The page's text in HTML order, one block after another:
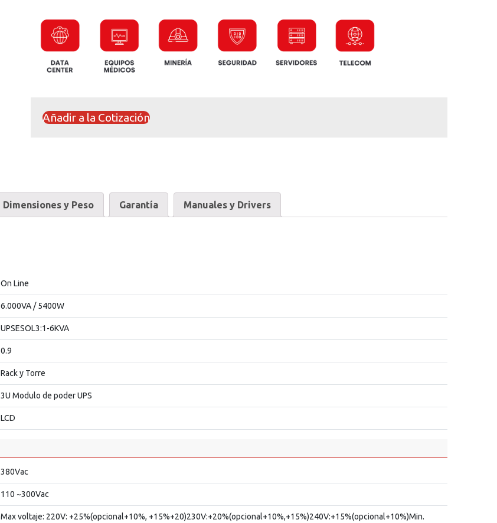
Añadir a la Cotización
Dimensiones y Peso Garantía Manuales y Drivers
On Line
6.000VA / 5400W
UPSESOL3:1-6KVA
0.9
Rack y Torre
3U Modulo de poder UPS
LCD
380Vac
110 ~300Vac
Max voltaje: 220V: +25%(opcional+10%, +15%+20)230V:+20%(opcional+10%,+15%)240V:+15%(opcional+10%)Min.